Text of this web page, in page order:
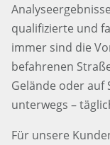
qualifizierte und
immer sind die
befahrenen
Gelände oder auf
unterwegs –
Für unsere